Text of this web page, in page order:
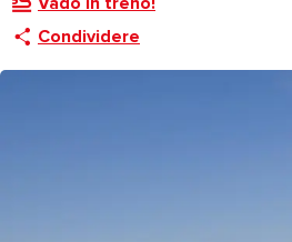
Condividere